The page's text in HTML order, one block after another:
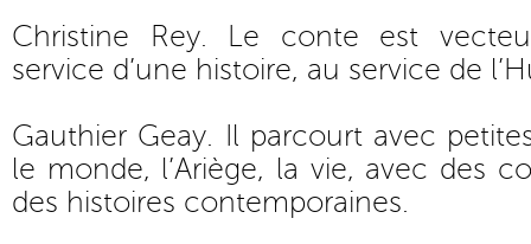
Christine Rey. Le conte est
service d’une histoire, au service de
Gauthier Geay. Il parcourt avec
le monde, l’Ariège, la vie, avec des
des histoires contemporaines.